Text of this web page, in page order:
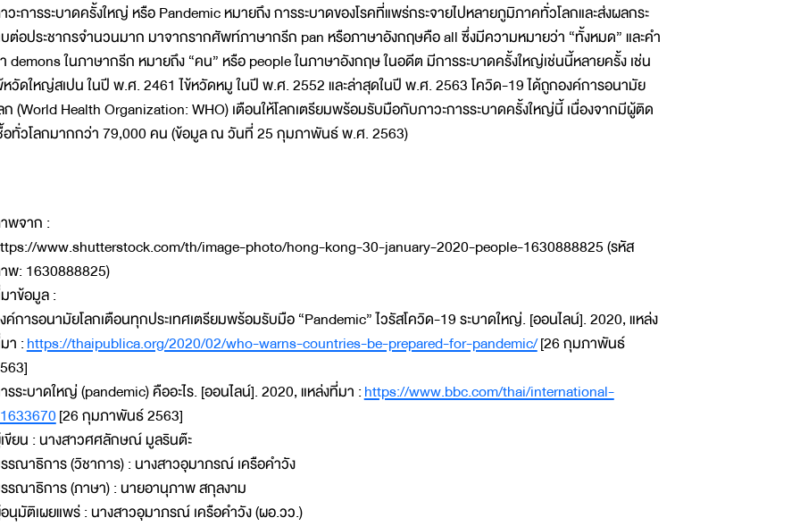
วะการระบาดครั้งใหญ่ หรือ Pandemic หมายถึง การระบาดของโรคที่แพร่กระจายไปหลายภูมิภาคทั่วโลกและส่งผลกระ
ต่อประชากรจำนวนมาก มาจากรากศัพท์ภาษากรีก pan หรือภาษาอังกฤษคือ all ซึ่งมีความหมายว่า “ทั้งหมด” และคำ
demons ในภาษากรีก หมายถึง “คน” หรือ people ในภาษาอังกฤษ ในอดีต มีการระบาดครั้งใหญ่เช่นนี้หลายครั้ง เช่น
หวัดใหญ่สเปน ในปี พ.ศ. 2461 ไข้หวัดหมู ในปี พ.ศ. 2552 และล่าสุดในปี พ.ศ. 2563 โควิด-19 ได้ถูกองค์การอนามัย
ก (World Health Organization: WHO) เตือนให้โลกเตรียมพร้อมรับมือกับภาวะการระบาดครั้งใหญ่นี้ เนื่องจากมีผู้ติด
อทั่วโลกมากกว่า 79,000 คน (ข้อมูล ณ วันที่ 25 กุมภาพันธ์ พ.ศ. 2563)
พจาก :
www.shutterstock.com/th/image-photo/hong-kong-30-january-2020-people-1630888825 (รหัส
พ: 1630888825)
าข้อมูล :
ค์การอนามัยโลกเตือนทุกประเทศเตรียมพร้อมรับมือ “Pandemic” ไวรัสโควิด-19 ระบาดใหญ่. [ออนไลน์]. 2020, แหล่ง
า :https://thaipublica.org/2020/02/who-warns-countries-be-prepared-for-pandemic/[26 กุมภาพันธ์
รระบาดใหญ่ (pandemic) คืออะไร. [ออนไลน์]. 2020, แหล่งที่มา :https://www.bbc.com/thai/international-
[26 กุมภาพันธ์ 2563]
ขียน : นางสาวศศลักษณ์ มูลรินต๊ะ
รณาธิการ (วิชาการ) : นางสาวอุมาภรณ์ เครือคำวัง
รณาธิการ (ภาษา) : นายอานุภาพ สกุลงาม
นุมัติเผยแพร่ : นางสาวอุมาภรณ์ เครือคำวัง (ผอ.วว.)